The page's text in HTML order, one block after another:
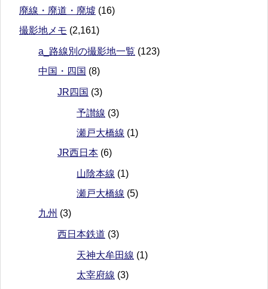
廃線・廃道・廃墟 (16)
撮影地メモ (2,161)
a_路線別の撮影地一覧 (123)
中国・四国 (8)
JR四国 (3)
予讃線 (3)
瀬戸大橋線 (1)
JR西日本 (6)
山陰本線 (1)
瀬戸大橋線 (5)
九州 (3)
西日本鉄道 (3)
天神大牟田線 (1)
太宰府線 (3)